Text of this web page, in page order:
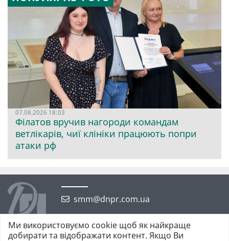
07.08.2026 18:03
Філатов вручив нагороди командам
ветлікарів, чиї клініки працюють попри
атаки рф
smm@dnpr.com.ua
Ми використовуємо cookie щоб як найкраще
добирати та відображати контент. Якщо Ви